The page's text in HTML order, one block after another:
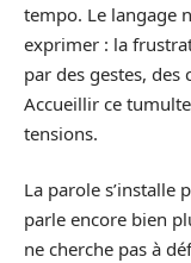
tempo. Le langage
exprimer : la
par des gestes, des
Accueillir ce
tensions.
La parole s’installe
parle encore bien
ne cherche pas à